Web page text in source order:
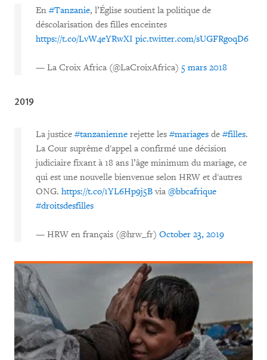
En #Tanzanie, l’Église soutient la politique de
déscolarisation des filles enceintes
https://t.co/LvW4eYRwXI pic.twitter.com/sUGFRgoqD6
— La Croix Africa (@LaCroixAfrica) 5 mars 2018
2019
La justice #tanzanienne rejette les #mariages de #filles.
La Cour suprême d'appel a confirmé une décision
judiciaire fixant à 18 ans l’âge minimum du mariage, ce
qui est une nouvelle bienvenue selon HRW et d'autres
ONG. https://t.co/1YL6Hp9j5B via @bbcafrique
#droitsdesfilles
— HRW en français (@hrw_fr) October 23, 2019